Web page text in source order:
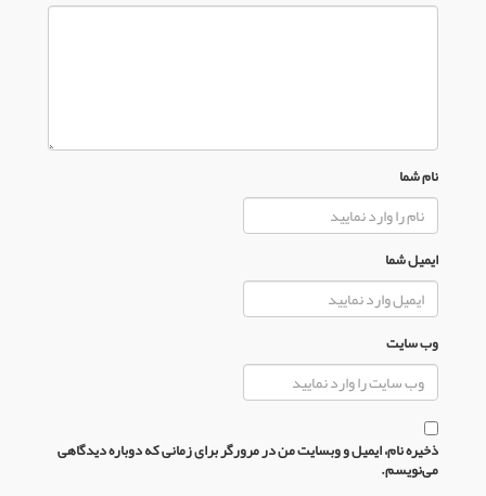
نام شما
ایمیل شما
وب سایت
ذخیره نام، ایمیل و وبسایت من در مرورگر برای زمانی که دوباره دیدگاهی
می‌نویسم.